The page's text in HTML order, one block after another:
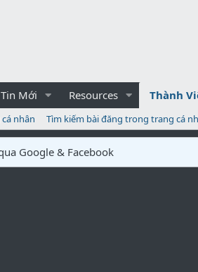
Tin Mới Resources Thành
nhân Tìm kiếm bài đăng trong trang cá
Google & Facebook